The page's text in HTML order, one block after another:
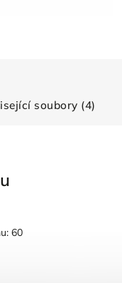
soubory (4)
60